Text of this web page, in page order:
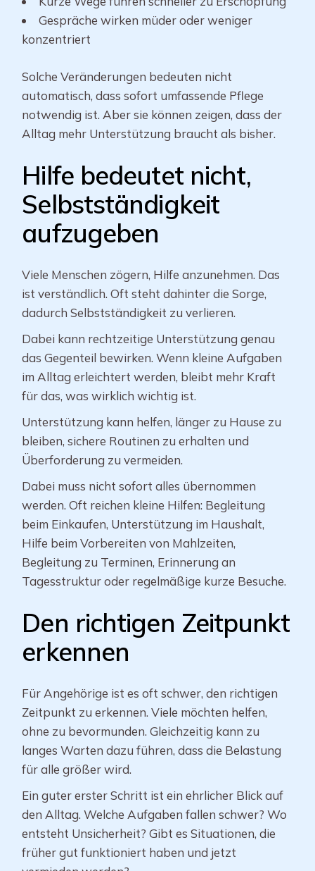
Gespräche wirken müder oder weniger
konzentriert
Solche Veränderungen bedeuten nicht
automatisch, dass sofort umfassende Pflege
notwendig ist. Aber sie können zeigen, dass der
Alltag mehr Unterstützung braucht als bisher.
Hilfe bedeutet nicht,
Selbstständigkeit
aufzugeben
Viele Menschen zögern, Hilfe anzunehmen. Das
ist verständlich. Oft steht dahinter die Sorge,
dadurch Selbstständigkeit zu verlieren.
Dabei kann rechtzeitige Unterstützung genau
das Gegenteil bewirken. Wenn kleine Aufgaben
im Alltag erleichtert werden, bleibt mehr Kraft
für das, was wirklich wichtig ist.
Unterstützung kann helfen, länger zu Hause zu
bleiben, sichere Routinen zu erhalten und
Überforderung zu vermeiden.
Dabei muss nicht sofort alles übernommen
werden. Oft reichen kleine Hilfen: Begleitung
beim Einkaufen, Unterstützung im Haushalt,
Hilfe beim Vorbereiten von Mahlzeiten,
Begleitung zu Terminen, Erinnerung an
Tagesstruktur oder regelmäßige kurze Besuche.
Den richtigen Zeitpunkt
erkennen
Für Angehörige ist es oft schwer, den richtigen
Zeitpunkt zu erkennen. Viele möchten helfen,
ohne zu bevormunden. Gleichzeitig kann zu
langes Warten dazu führen, dass die Belastung
für alle größer wird.
Ein guter erster Schritt ist ein ehrlicher Blick auf
den Alltag. Welche Aufgaben fallen schwer? Wo
entsteht Unsicherheit? Gibt es Situationen, die
früher gut funktioniert haben und jetzt